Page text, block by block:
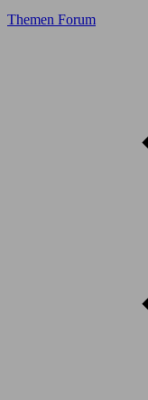
Themen Forum